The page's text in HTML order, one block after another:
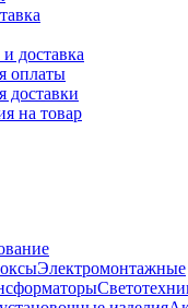
доставка
оплаты
доставки
на товар
Электромонтажные